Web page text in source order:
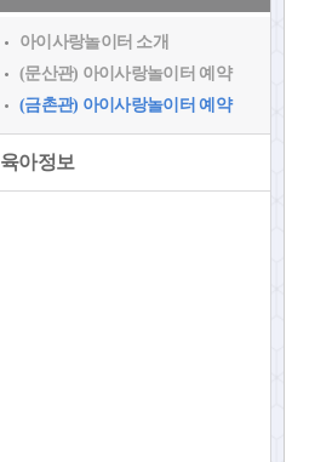
아이사랑놀이터 소개
(문산관) 아이사랑놀이터 예약
(금촌관) 아이사랑놀이터 예약
육아정보